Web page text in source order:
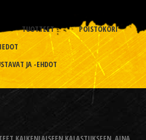
TUOTTEET
POISTOKORI
JA -EHDOT